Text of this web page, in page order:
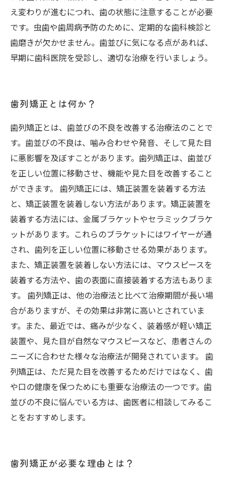
え変わりが進むにつれ、歯の状態に注意することが必要
です。虫歯や歯周病予防のために、定期的な歯科検診と
歯磨きが欠かせません。歯並びに気になる点があれば、
早期に歯科医院を受診し、適切な治療を行いましょう。
歯列矯正とは何か？
歯列矯正とは、歯並びの不良を改善する治療法のことで
す。歯並びの不良は、噛み合わせや発音、そして見た目
に悪影響を及ぼすことがあります。歯列矯正は、歯並び
を正しい位置に移動させ、機能や見た目を改善すること
ができます。 歯列矯正には、矯正装置を装着する方法
と、矯正装置を装着しない方法があります。矯正装置を
装着する方法には、金属ブラケットやセラミックブラケ
ットがあります。これらのブラケットにはワイヤーが通
され、歯列を正しい位置に移動させる効果があります。
また、矯正装置を装着しない方法には、マウスピースを
装着する方法や、歯の表面に直接装着する方法もありま
す。 歯列矯正は、他の治療法と比べて治療期間が長い場
合がありますが、その効果は非常に高いとされていま
す。また、最近では、痛みが少なく、装着感が軽い矯正
装置や、見た目が自然なマウスピースなど、患者さんの
ニーズに合わせた様々な治療法が開発されています。 歯
列矯正は、ただ見た目を改善するためだけではなく、歯
や口の健康を保つためにも重要な治療法の一つです。歯
並びの不良に悩んでいる方は、歯医者に相談してみるこ
とをおすすめします。
歯列矯正が必要な理由とは？